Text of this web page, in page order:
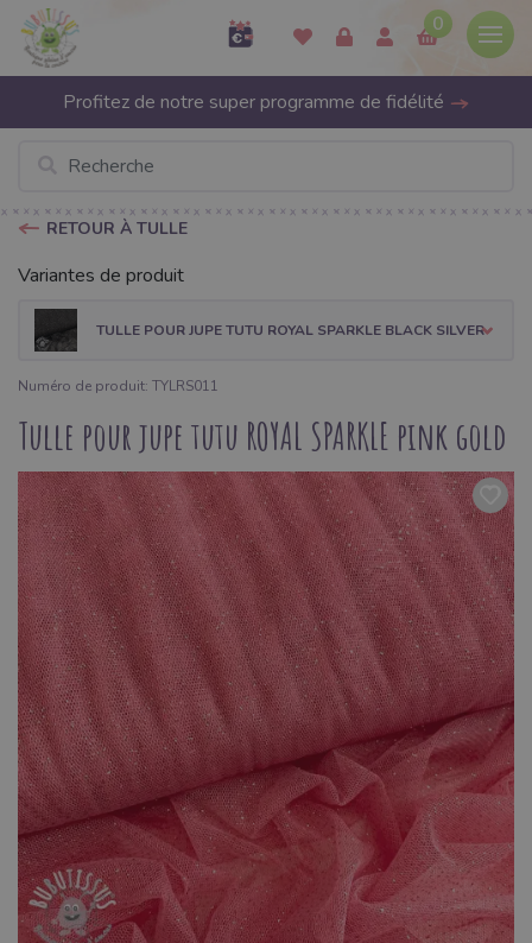
0
Profitez de notre super programme de fidélité
RETOUR À TULLE
Variantes de produit
TULLE POUR JUPE TUTU ROYAL SPARKLE BLACK SILVER
Numéro de produit: TYLRS011
Tulle pour jupe tutu ROYAL SPARKLE pink gold